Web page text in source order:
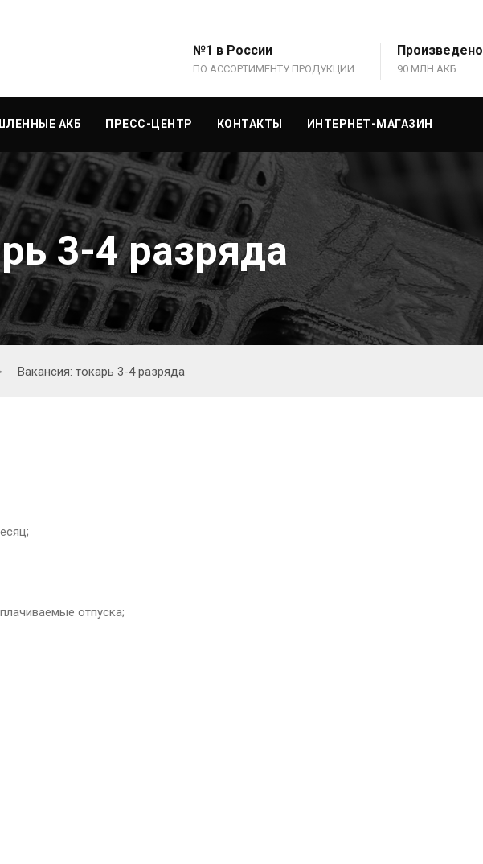
№1 в России
ПО АССОРТИМЕНТУ ПРОДУКЦИИ
Произведено
90 МЛН АКБ
АКБ ПРЕСС-ЦЕНТР КОНТАКТЫ ИНТЕРНЕТ-МАГАЗИН
3-4 разряда
Вакансия: токарь 3-4 разряда
отпуска;